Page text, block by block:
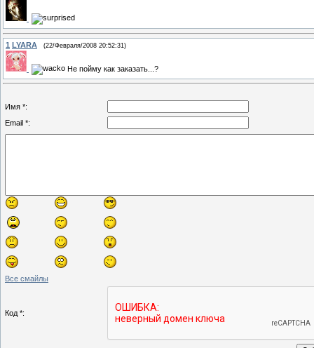
1 LYARA (22/Февраля/2008 20:52:31)
Не пойму как заказать...?
Имя *:
Email *:
Все смайлы
Код *: